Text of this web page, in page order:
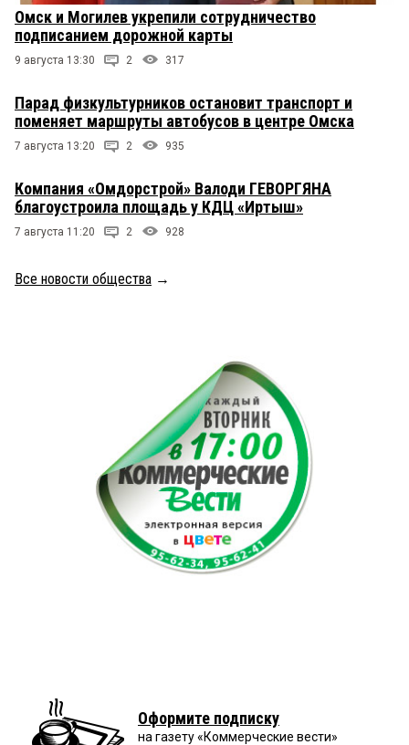
Омск и Могилев укрепили сотрудничество
подписанием дорожной карты
9 августа 13:30 2 317
Парад физкультурников остановит транспорт и
поменяет маршруты автобусов в центре Омска
7 августа 13:20 2 935
Компания «Омдорстрой» Валоди ГЕВОРГЯНА
благоустроила площадь у КДЦ «Иртыш»
7 августа 11:20 2 928
Все новости общества →
Оформите подписку
на газету «Коммерческие вести»